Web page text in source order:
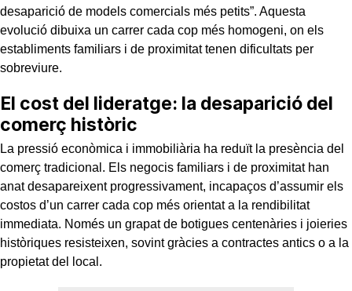
desaparició de models comercials més petits”. Aquesta
evolució dibuixa un carrer cada cop més homogeni, on els
establiments familiars i de proximitat tenen dificultats per
sobreviure.
El cost del lideratge: la desaparició del
comerç històric
La pressió econòmica i immobiliària ha reduït la presència del
comerç tradicional. Els negocis familiars i de proximitat han
anat desapareixent progressivament, incapaços d’assumir els
costos d’un carrer cada cop més orientat a la rendibilitat
immediata. Només un grapat de botigues centenàries i joieries
històriques resisteixen, sovint gràcies a contractes antics o a la
propietat del local.